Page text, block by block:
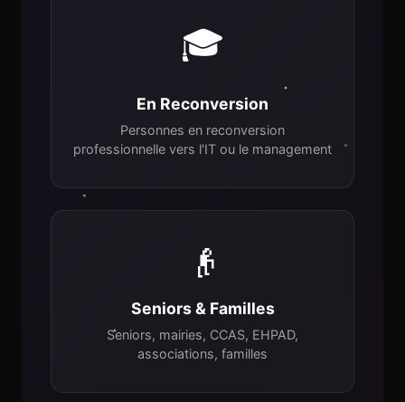
🎓
En Reconversion
Personnes en reconversion
professionnelle vers l'IT ou le management
👴
Seniors & Familles
Seniors, mairies, CCAS, EHPAD,
associations, familles